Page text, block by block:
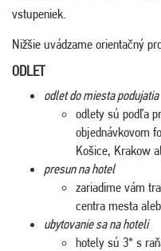
vstupeniek.
Nižšie uvádzame orientačný
ODLET
odlet do miesta podujatia
odlety sú podľa
objednávkovom
Košice, Krakow
presun na hotel
zariadime vám
centra mesta
ubytovanie sa na hoteli
hotely sú 3* s